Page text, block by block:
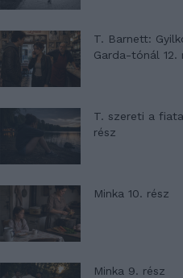
T. Barnett:
Garda-tónál 12.
T. szereti a
rész
Minka 10. rész
Minka 9. rész